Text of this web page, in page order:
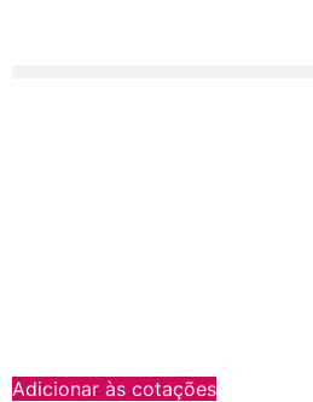
Adicionar às cotações